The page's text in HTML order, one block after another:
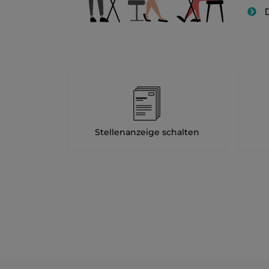
Stellenanzeige schalten